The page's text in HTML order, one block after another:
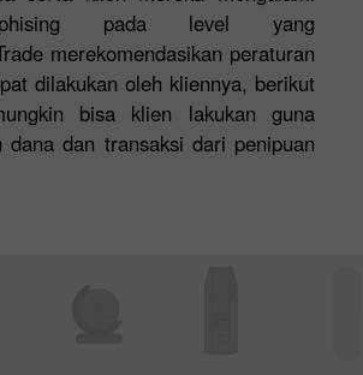
pada level yang
merekomendasikan peraturan
dilakukan oleh kliennya, berikut
bisa klien lakukan guna
dana dan transaksi dari penipuan